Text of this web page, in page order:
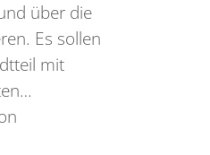
über die
Es sollen
mit